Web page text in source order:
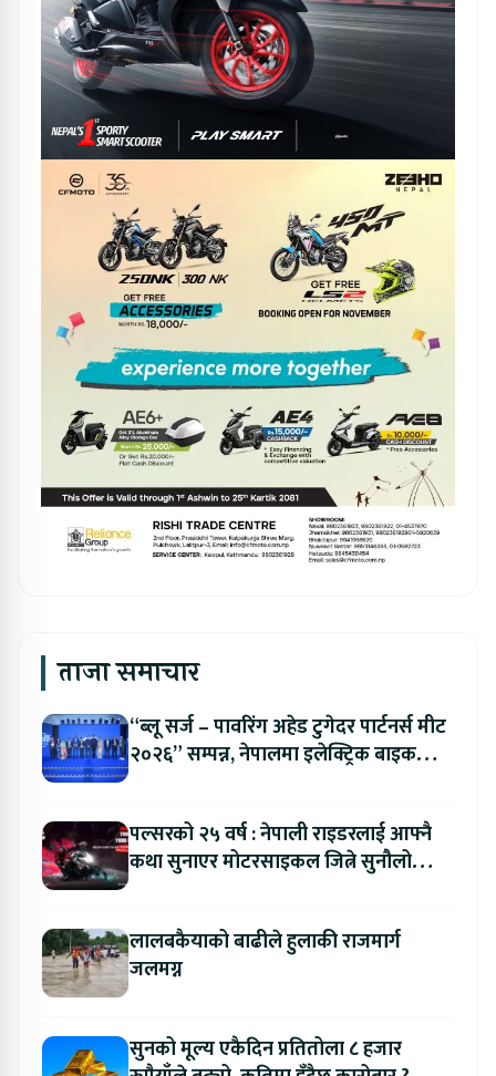
ताजा समाचार
“ब्लू सर्ज – पावरिंग अहेड टुगेदर पार्टनर्स मीट
२०२६” सम्पन्न, नेपालमा इलेक्ट्रिक बाइक
पल्सरको २५ वर्ष : नेपाली राइडरलाई आफ्नै
कथा सुनाएर मोटरसाइकल जित्ने सुनौलो
लालबकैयाको बाढीले हुलाकी राजमार्ग
जलमग्न
सुनको मूल्य एकैदिन प्रतितोला ८ हजार